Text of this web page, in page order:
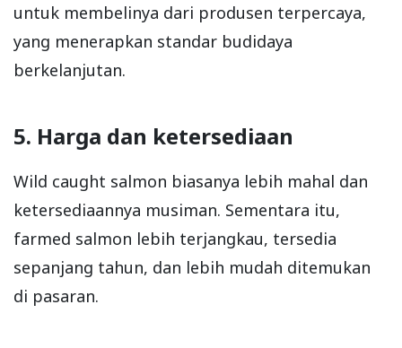
untuk membelinya dari produsen terpercaya,
yang menerapkan standar budidaya
berkelanjutan.
5. Harga dan ketersediaan
Wild caught salmon biasanya lebih mahal dan
ketersediaannya musiman. Sementara itu,
farmed salmon lebih terjangkau, tersedia
sepanjang tahun, dan lebih mudah ditemukan
di pasaran.